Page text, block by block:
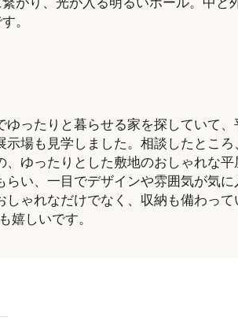
。
ゆったりと暮らせる家を探していて、
示場も見学しました。相談したところ
、ゆったりとした敷地のおしゃれな平
らい、一目でデザインや雰囲気が気に
しゃれなだけでなく、収納も備わって
嬉しいです。